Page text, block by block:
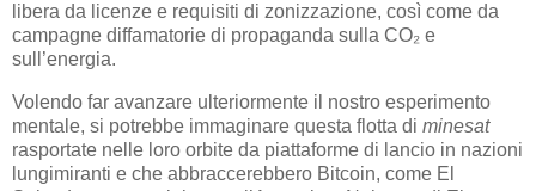
libera da licenze e requisiti di zonizzazione, così come da
campagne diffamatorie di propaganda sulla CO₂ e
sull’energia.
Volendo far avanzare ulteriormente il nostro esperimento
mentale, si potrebbe immaginare questa flotta di minesat
rasportate nelle loro orbite da piattaforme di lancio in nazioni
lungimiranti e che abbraccerebbero Bitcoin, come El